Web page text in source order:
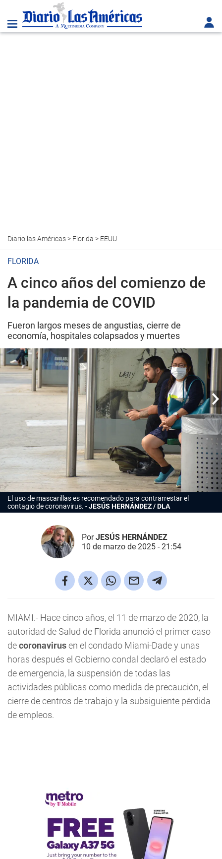
Diario las Américas> Florida > EEUU
FLORIDA
A cinco años del comienzo de
la pandemia de COVID
Fueron largos meses de angustias, cierre de
economía, hospitales colapsados y muertes
El uso de mascarillas es recomendado para contrarrestar el
contagio de coronavirus.
JESÚS HERNÁNDEZ / DLA
PorJESÚS HERNÁNDEZ
10 de marzo de 2025 - 21:54
MIAMI.- Hace cinco años, el 11 de marzo de 2020, la
autoridad de Salud de Florida anunció el primer caso
decoronavirusen el condado Miami-Dade y unas
horas después el Gobierno condal declaró el estado
de emergencia, la suspensión de todas las
actividades públicas como medida de precaución, el
cierre de centros de trabajo y la subsiguiente pérdida
de empleos.